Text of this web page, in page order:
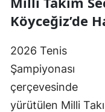
Köyceğiz’de
2026 Tenis
Şampiyonası
çerçevesinde
yürütülen Milli